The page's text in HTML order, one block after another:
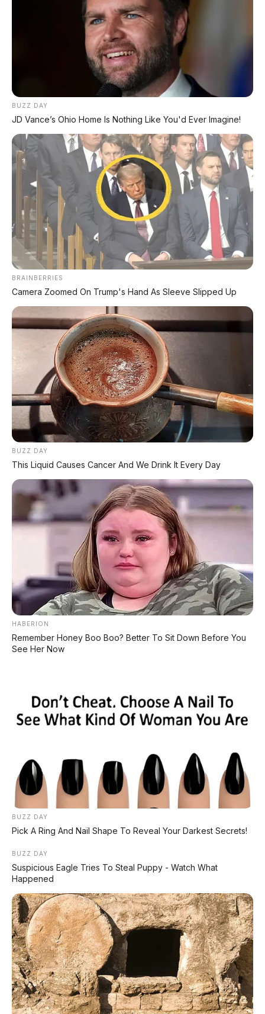
Pengalaman Bambang adalah salah satu bukti nyata
bahwa Terios didesain sesuai dengan karakter
geografis Indonesia. Bagi Anda yang tinggal di
wilayah kabupaten dengan kontur tanah yang
beragam, Daihatsu Terios R 1.5 MT 2018 tetap
menjadi pilihan yang sangat rasional dan
membanggakan untuk dimiliki. Sebuah kendaraan
yang siap jelajah, muat banyak, dan memberikan
ketenangan pikiran di setiap perjalanan jauh Anda.
Baca juga artikel menarik lainnya:
🚗 Review Mobil:
Dijual Toyota Veloz Q
CVT 2022 Hitam
🏍️Motor Terbaru:Akhirnya Rilis! Honda
Vario GT 160 2026
🏁MotoGP:Marc Marquez Menggila di Hari
Pertama
📰News: Aturan Baru Izin Impor BBM
SPBU Swasta
Bagikan:
Postingan Terkait
AT 2012 – Ketangguhan
Madiun
Toyota Calya E 1.2 MT 2019
DP 10.000.000
Suzuki Wagon R GX 1.0 MT
2015 DP 10.000.000
Suzuki Baleno 1.4 AT 2018
Tidak ada komentar:
Posting Komentar
BUZZ DAY
JD Vance’s Ohio Home Is Nothing Like You'd Ever Imagine!
BRAINBERRIES
Camera Zoomed On Trump's Hand As Sleeve Slipped Up
BUZZ DAY
This Liquid Causes Cancer And We Drink It Every Day
HABERION
Remember Honey Boo Boo? Better To Sit Down Before You
See Her Now
BUZZ DAY
Pick A Ring And Nail Shape To Reveal Your Darkest Secrets!
BUZZ DAY
Suspicious Eagle Tries To Steal Puppy - Watch What
Happened